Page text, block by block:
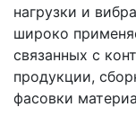
нагрузки и
широко
связанных с
продукции,
фасовки